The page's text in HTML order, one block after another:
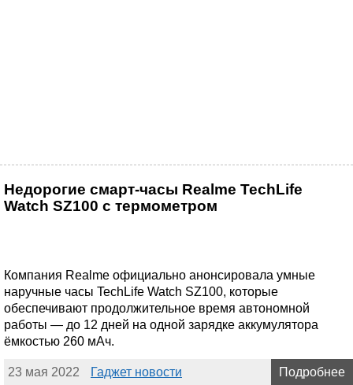
Недорогие смарт-часы Realme TechLife
Watch SZ100 с термометром
Компания Realme официально анонсировала умные
наручные часы TechLife Watch SZ100, которые
обеспечивают продолжительное время автономной
работы — до 12 дней на одной зарядке аккумулятора
ёмкостью 260 мАч.
23 мая 2022 Гаджет новости Подробнее